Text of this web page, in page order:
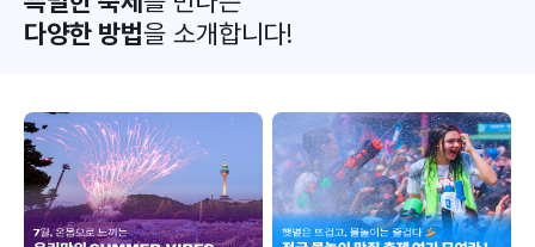
다양한 방법을 소개합니다!